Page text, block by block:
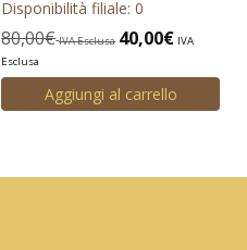
Disponibilità filiale: 0
80,00€ IVA Esclusa 40,00€ IVA
Esclusa
Aggiungi al carrello